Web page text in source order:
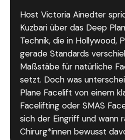
Host Victoria Ainedter
Kuzbari über das Deep
Technik, die in Hollywood,
gerade Standards
Maßstäbe für natürliche
setzt. Doch was
Plane Facelift von einem
Facelifting oder SMAS
sich der Eingriff und wann
Chirurg*innen bewusst